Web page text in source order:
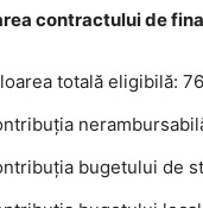
contractului de
totală eligibilă:
bugetului de